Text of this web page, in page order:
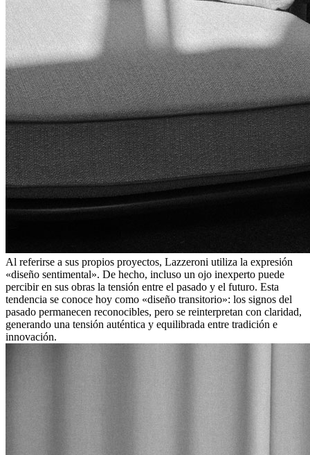
Al referirse a sus propios proyectos, Lazzeroni utiliza la expresión
«diseño sentimental». De hecho, incluso un ojo inexperto puede
percibir en sus obras la tensión entre el pasado y el futuro. Esta
tendencia se conoce hoy como «diseño transitorio»: los signos del
pasado permanecen reconocibles, pero se reinterpretan con claridad,
generando una tensión auténtica y equilibrada entre tradición e
innovación.